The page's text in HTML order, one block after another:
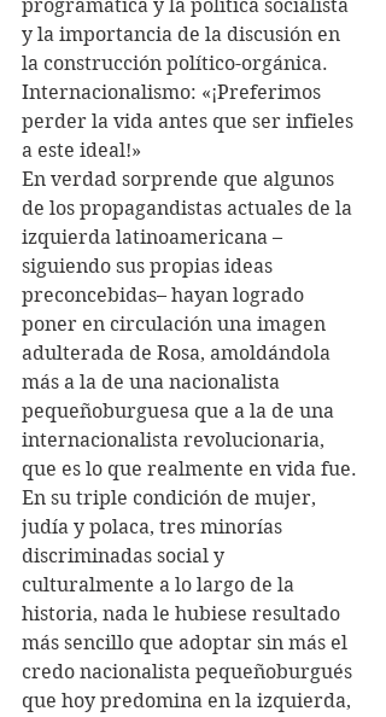
programática y la política socialista
y la importancia de la discusión en
la construcción político-orgánica.
Internacionalismo: «¡Preferimos
perder la vida antes que ser infieles
a este ideal!»
En verdad sorprende que algunos
de los propagandistas actuales de la
izquierda latinoamericana –
siguiendo sus propias ideas
preconcebidas– hayan logrado
poner en circulación una imagen
adulterada de Rosa, amoldándola
más a la de una nacionalista
pequeñoburguesa que a la de una
internacionalista revolucionaria,
que es lo que realmente en vida fue.
En su triple condición de mujer,
judía y polaca, tres minorías
discriminadas social y
culturalmente a lo largo de la
historia, nada le hubiese resultado
más sencillo que adoptar sin más el
credo nacionalista pequeñoburgués
que hoy predomina en la izquierda,